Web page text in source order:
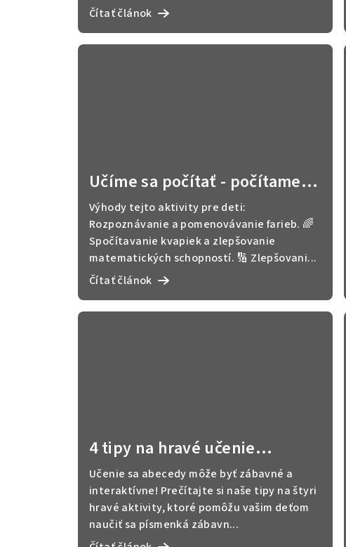
Čítať článok
Učíme sa počítať - počítame
kvapky
Výhody tejto aktivity pre deti:
Rozpoznávanie a pomenovávanie farieb. 🌈
Spočítavanie kvapiek a zlepšovanie
matematických schopností. 🔢 Zlepšovani...
Čítať článok
4 tipy na hravé učenie
abecedy
Učenie sa abecedy môže byť zábavné a
interaktívne! Prečítajte si naše tipy na štyri
hravé aktivity, ktoré pomôžu vašim deťom
naučiť sa písmenká zábavn...